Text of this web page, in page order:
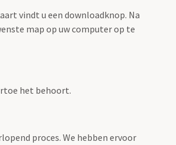
vindt u een downloadknop. Na
map op uw computer op te
het behoort.
proces. We hebben ervoor